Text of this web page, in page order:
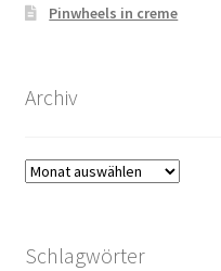
Pinwheels in creme
Archiv
Archiv
Schlagwörter